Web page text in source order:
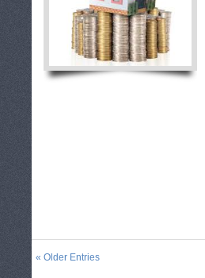
« Older Entries